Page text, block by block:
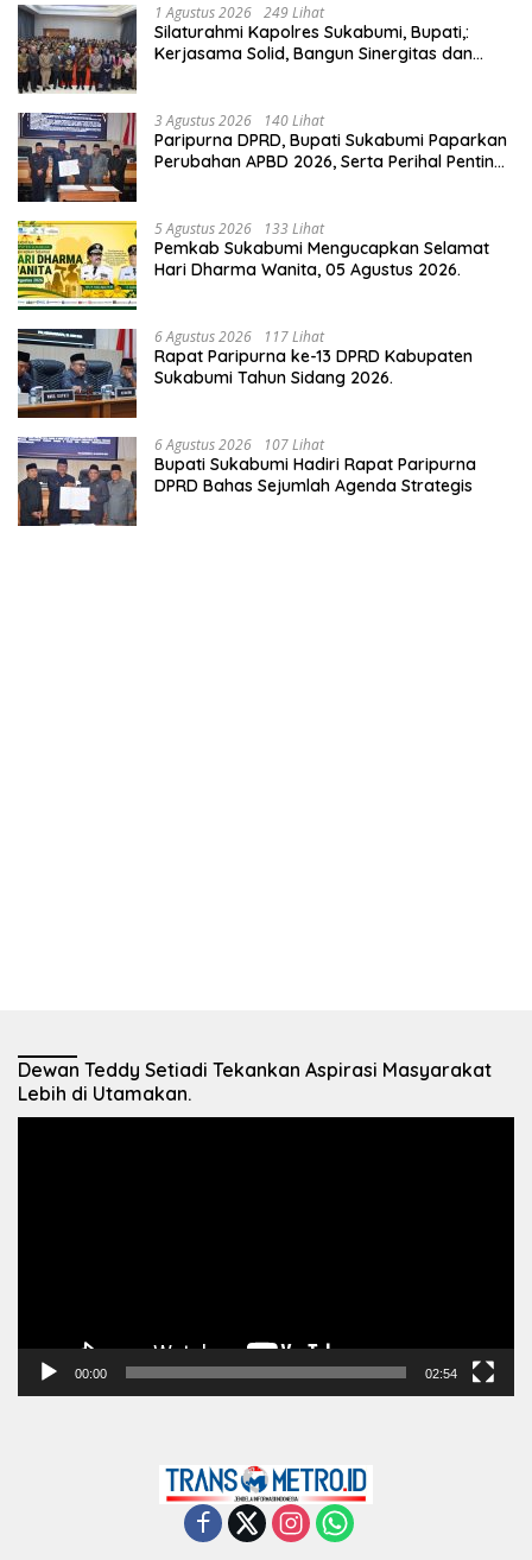
1 Agustus 2026 249 Lihat
Silaturahmi Kapolres Sukabumi, Bupati,:
Kerjasama Solid, Bangun Sinergitas dan
3 Agustus 2026 140 Lihat
Paripurna DPRD, Bupati Sukabumi Paparkan
Perubahan APBD 2026, Serta Perihal Penting
5 Agustus 2026 133 Lihat
Pemkab Sukabumi Mengucapkan Selamat
Hari Dharma Wanita, 05 Agustus 2026.
6 Agustus 2026 117 Lihat
Rapat Paripurna ke-13 DPRD Kabupaten
Sukabumi Tahun Sidang 2026.
6 Agustus 2026 107 Lihat
Bupati Sukabumi Hadiri Rapat Paripurna
DPRD Bahas Sejumlah Agenda Strategis
Dewan Teddy Setiadi Tekankan Aspirasi Masyarakat
Lebih di Utamakan.
00:00 02:54